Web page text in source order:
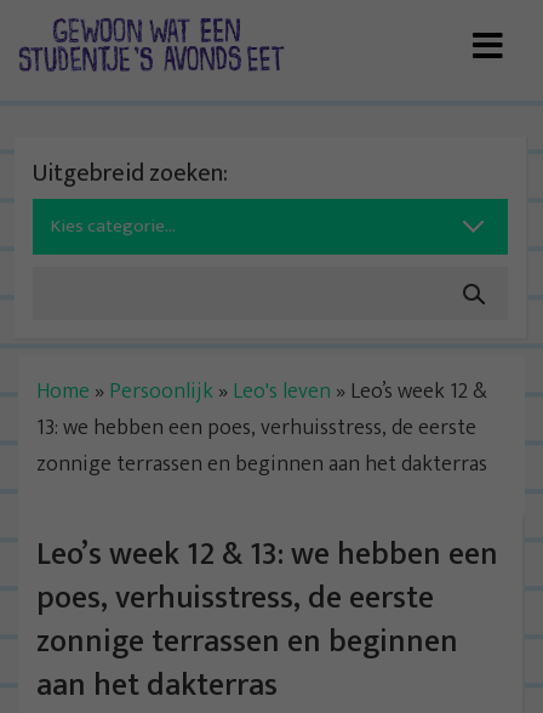
Uitgebreid zoeken:
Search
for:
Home » Persoonlijk» Leo's leven » Leo’s week 12 &
13: we hebben een poes, verhuisstress, de eerste
zonnige terrassen en beginnen aan het dakterras
Leo’s week 12 & 13: we hebben een
poes, verhuisstress, de eerste
zonnige terrassen en beginnen
aan het dakterras